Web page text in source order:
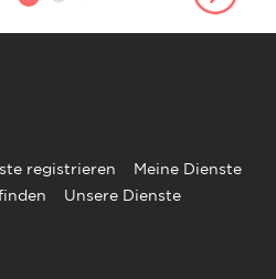
registrieren
Meine Dienste
Unsere Dienste